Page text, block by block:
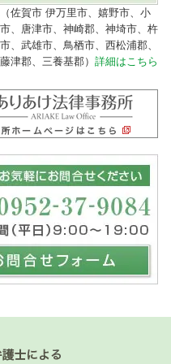
佐賀市 伊万里市、嬉野市、小
、唐津市、神崎郡、神埼市、杵
、武雄市、鳥栖市、西松浦郡、
津郡、三養基郡） 詳細はこちら